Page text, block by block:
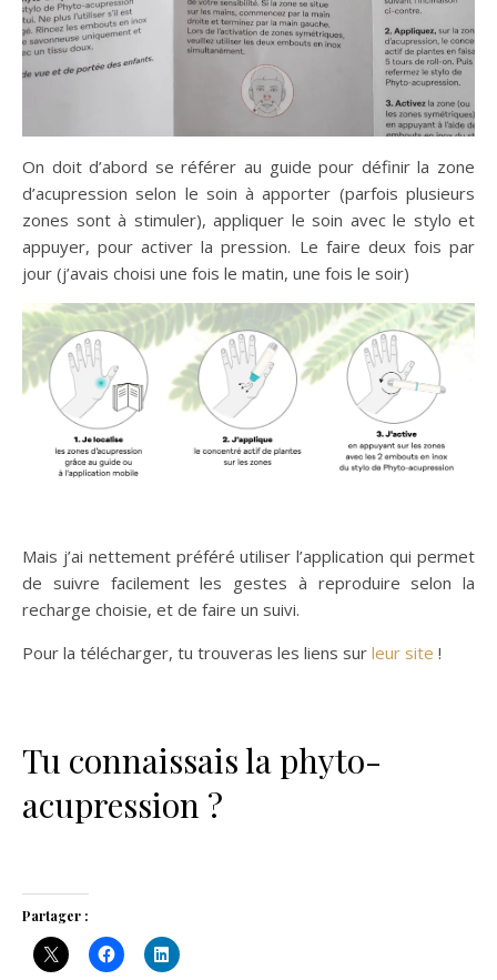
On doit d’abord se référer au guide pour définir la zone
d’acupression selon le soin à apporter (parfois plusieurs
zones sont à stimuler), appliquer le soin avec le stylo et
appuyer, pour activer la pression. Le faire deux fois par
jour (j’avais choisi une fois le matin, une fois le soir)
Mais j’ai nettement préféré utiliser l’application qui permet
de suivre facilement les gestes à reproduire selon la
recharge choisie, et de faire un suivi.
Pour la télécharger, tu trouveras les liens sur leur site !
Tu connaissais la phyto-
acupression ?
Partager :